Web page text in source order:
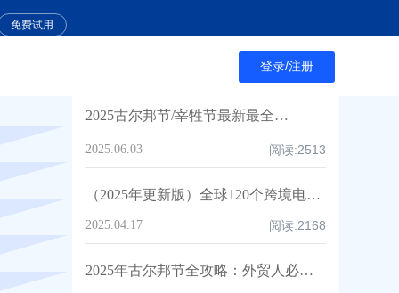
免费试用
登录/注册
2025古尔邦节/宰牲节最新最全祝福语，让穆斯林客户记住你！
2025.06.03 阅读:2513
（2025年更新版）全球120个跨境电商平台大汇总，附入驻要求、注册门槛和适合品类！
2025.04.17 阅读:2168
2025年古尔邦节全攻略：外贸人必知的日期、国家、祝福技巧与禁忌清单！